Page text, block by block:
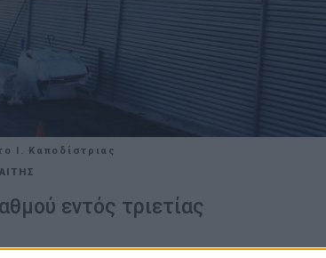
Ι. Καποδίστριας
εντός τριετίας